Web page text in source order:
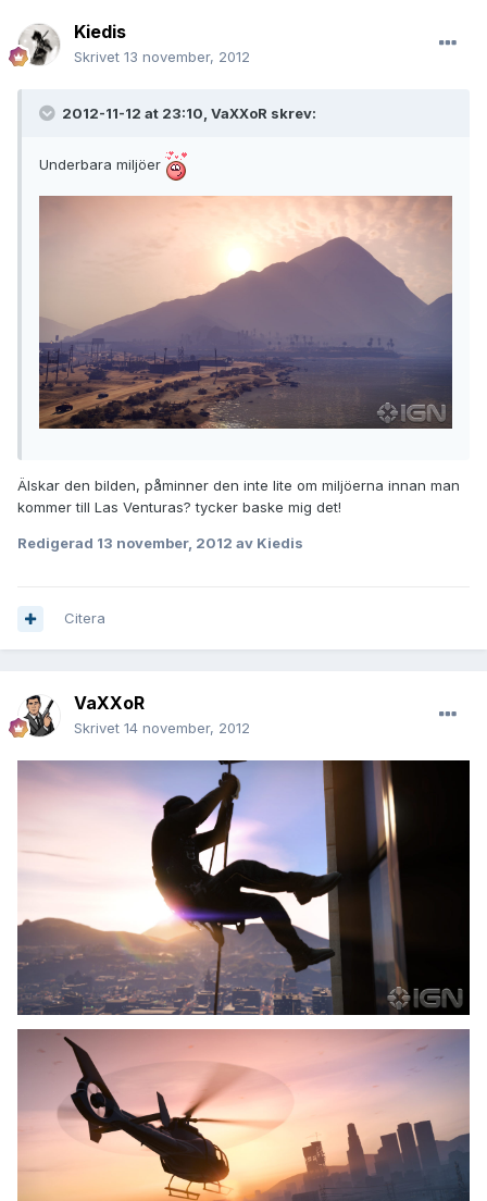
Kiedis
Skrivet 13 november, 2012
2012-11-12 at 23:10, VaXXoR skrev:
Underbara miljöer
Älskar den bilden, påminner den inte lite om miljöerna innan man
kommer till Las Venturas? tycker baske mig det!
Redigerad 13 november, 2012 av Kiedis
Citera
VaXXoR
Skrivet 14 november, 2012